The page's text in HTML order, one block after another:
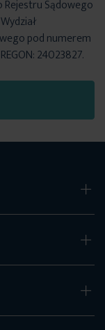
Sądowego
pod numerem
24023827.